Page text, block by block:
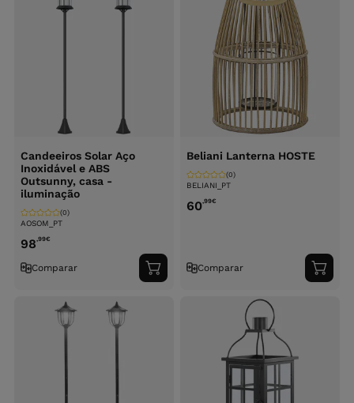
Candeeiros Solar Aço
Inoxidável e ABS
Outsunny, casa -
iluminação
AOSOM_PT
(0)
98,99€
Comparar
Adicionar
ao
Beliani Lanterna HOSTE
BELIANI_PT
(0)
60,99€
Comparar
ao